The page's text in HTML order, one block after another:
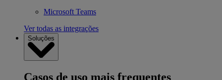
Microsoft Teams
Ver todas as integrações
Soluções
Casos de uso mais frequentes